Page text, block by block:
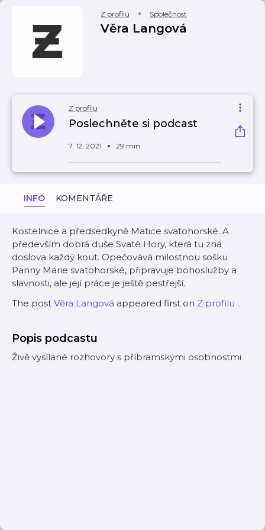
Z profilu Společnost
Věra Langová
Z profilu
Poslechněte si podcast
7. 12. 2021 29 min
INFO KOMENTÁŘE
Kostelnice a předsedkyně Matice svatohorské. A
především dobrá duše Svaté Hory, která tu zná
doslova každý kout. Opečovává milostnou sošku
Panny Marie svatohorské, připravuje bohoslužby a
slavnosti, ale její práce je ještě pestřejší.
The post Věra Langová appeared first on Z profilu .
Popis podcastu
Živě vysílané rozhovory s příbramskými osobnostmi